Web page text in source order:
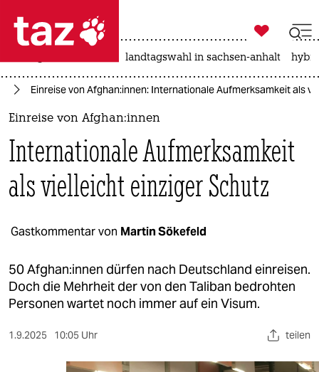
 taz zahl ich
taz zahl ich
politik
öko
gesellschaft
sport

taz zahl ich
landtagswahl in sachsen-anhalt
Einreise von Af­gha­n:in­nen: Internationale Aufmerksamkeit als
Einreise von Af­gha­n:in­nen
Internationale Aufmerksamkeit
als vielleicht einziger Schutz
Gastkommentar von Martin Sökefeld
50 Af­gha­n:in­nen dürfen nach Deutschland einreisen.
Doch die Mehrheit der von den Taliban bedrohten
Personen wartet noch immer auf ein Visum.
1.9.2025 10:05 Uhr teilen